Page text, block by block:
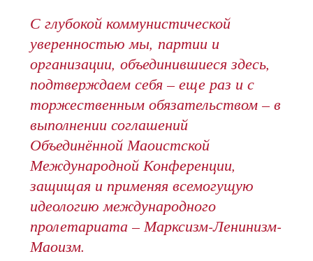
С глубокой коммунистической
уверенностью мы, партии и
организации, объединившиеся здесь,
подтверждаем себя – еще раз и с
торжественным обязательством – в
выполнении соглашений
Объединённой Маоистской
Международной Конференции,
защищая и применяя всемогущую
идеологию международного
пролетариата – Марксизм-Ленинизм-
Маоизм.